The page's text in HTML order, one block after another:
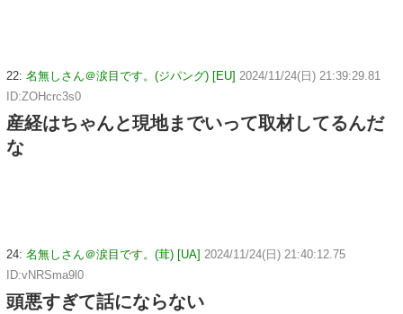
22: 名無しさん＠涙目です。(ジパング) [EU] 2024/11/24(日) 21:39:29.81
ID:ZOHcrc3s0
産経はちゃんと現地までいって取材してるんだ
な
24: 名無しさん＠涙目です。(茸) [UA] 2024/11/24(日) 21:40:12.75
ID:vNRSma9l0
頭悪すぎて話にならない